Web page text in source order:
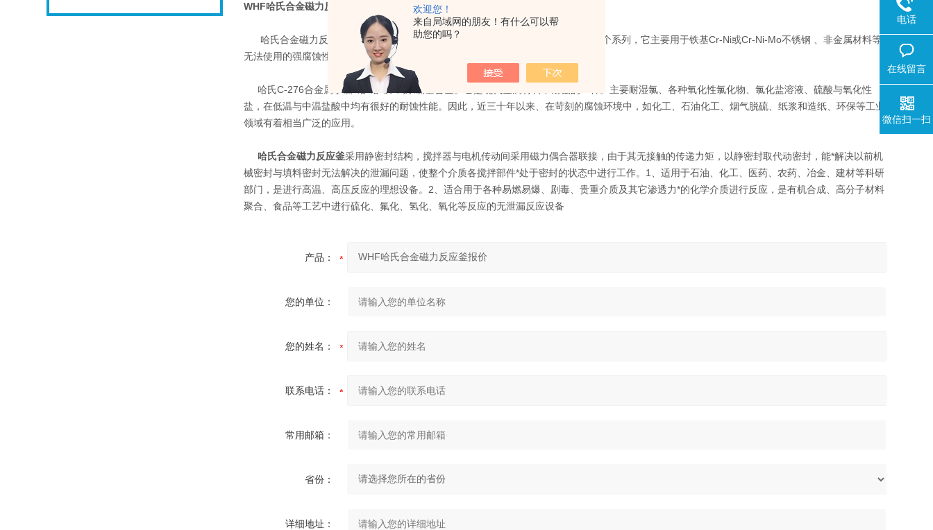
欢迎您！
来自局域网的朋友！有什么可以帮
助您的吗？
WHF哈氏合金磁力反应釜报价
哈氏合金磁力反应釜特点：哈氏合金是镍基合金一种，目前主要分为B、C、G三个系列，它主要用于铁基Cr-Ni或Cr-Ni-Mo不锈钢 、非金属材料等
无法使用的强腐蚀性介质场合，在国外已广泛应用于石油、化工、环保等诸多领域。
哈氏C-276合金属于镍-钼-铬-铁-钨系镍基合金。它是现代金属材料中耐蚀的一种。主要耐湿氯、各种氧化性氯化物、氯化盐溶液、硫酸与氧化性
盐，在低温与中温盐酸中均有很好的耐蚀性能。因此，近三十年以来、在苛刻的腐蚀环境中，如化工、石油化工、烟气脱硫、纸浆和造纸、环保等工业
领域有着相当广泛的应用。
哈氏合金磁力反应釜采用静密封结构，搅拌器与电机传动间采用磁力偶合器联接，由于其无接触的传递力矩，以静密封取代动密封，能*解决以前机
械密封与填料密封无法解决的泄漏问题，使整个介质各搅拌部件*处于密封的状态中进行工作。1、适用于石油、化工、医药、农药、冶金、建材等科研
部门，是进行高温、高压反应的理想设备。2、适合用于各种易燃易爆、剧毒、贵重介质及其它渗透力*的化学介质进行反应，是有机合成、高分子材料
聚合、食品等工艺中进行硫化、氟化、氢化、氧化等反应的无泄漏反应设备
产品：
您的单位：
您的姓名：
联系电话：
常用邮箱：
省份：
详细地址：
电话
在线留言
微信扫一扫